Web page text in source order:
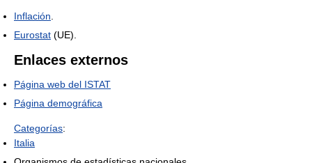
Inflación
Eurostat (UE).
Enlaces externos
Página web del ISTAT
Página demográfica
Categorías:
Italia